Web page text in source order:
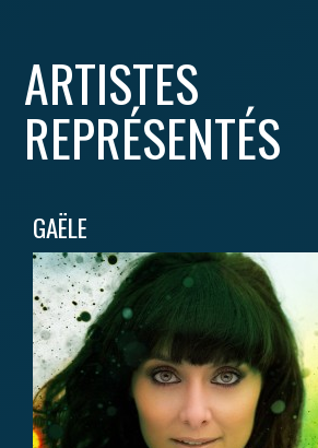
ARTISTES
REPRÉSENTÉS
GAËLE